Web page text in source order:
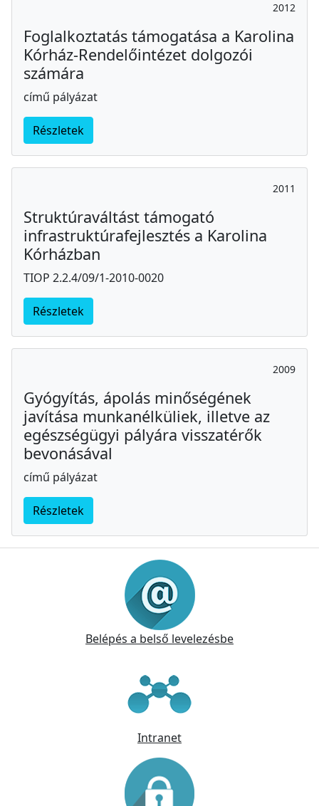
2012
Foglalkoztatás támogatása a Karolina
Kórház-Rendelőintézet dolgozói
számára
című pályázat
Részletek
2011
Struktúraváltást támogató
infrastruktúrafejlesztés a Karolina
Kórházban
TIOP 2.2.4/09/1-2010-0020
Részletek
2009
Gyógyítás, ápolás minőségének
javítása munkanélküliek, illetve az
egészségügyi pályára visszatérők
bevonásával
című pályázat
Részletek
Belépés a belső levelezésbe
Intranet